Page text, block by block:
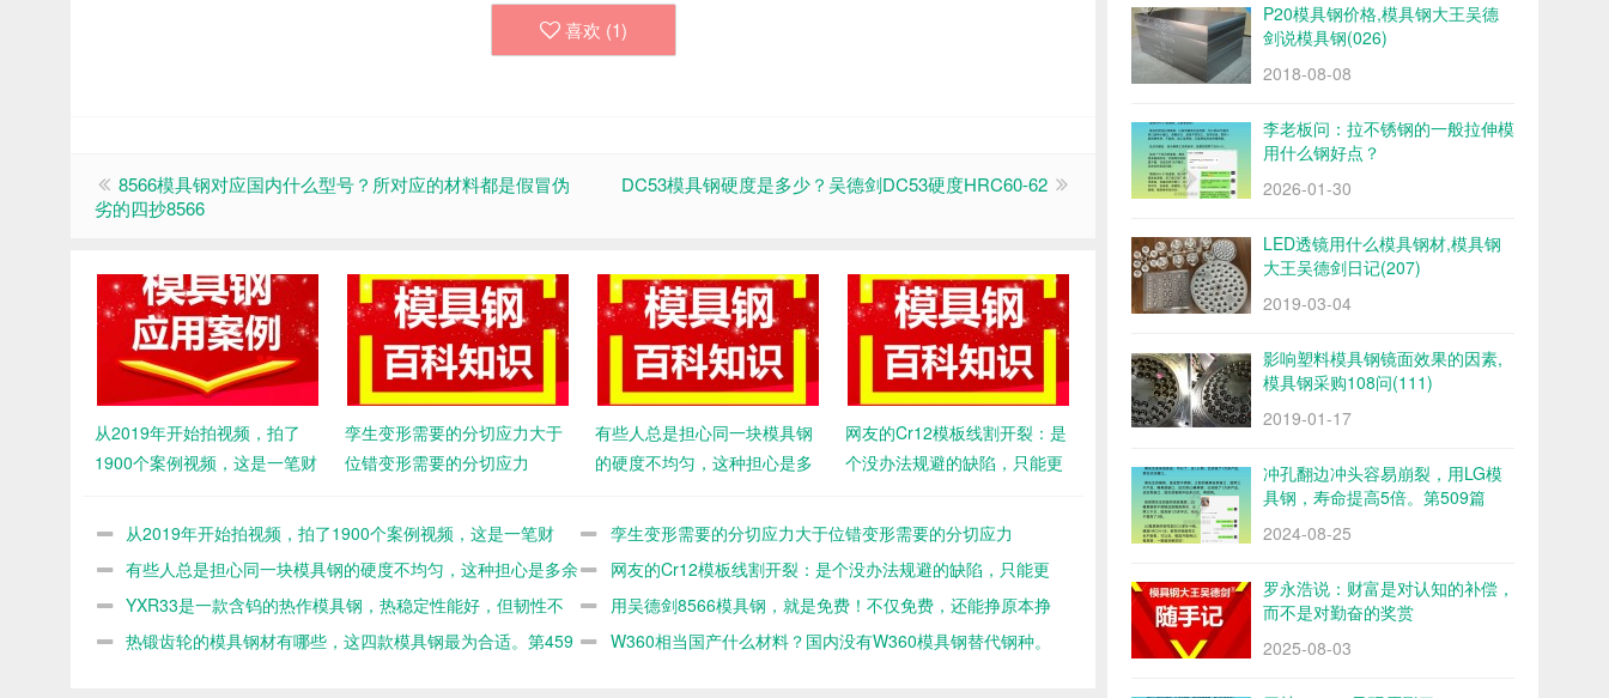
喜欢 (1)
8566模具钢对应国内什么型号？所对应的材料都是假冒伪
劣的四抄8566
DC53模具钢硬度是多少？吴德剑DC53硬度HRC60-62
从2019年开始拍视频，拍了
1900个案例视频，这是一笔财
孪生变形需要的分切应力大于
位错变形需要的分切应力
有些人总是担心同一块模具钢
的硬度不均匀，这种担心是多
网友的Cr12模板线割开裂：是
个没办法规避的缺陷，只能更
从2019年开始拍视频，拍了1900个案例视频，这是一笔财
富
孪生变形需要的分切应力大于位错变形需要的分切应力
有些人总是担心同一块模具钢的硬度不均匀，这种担心是多余
的
网友的Cr12模板线割开裂：是个没办法规避的缺陷，只能更
好的材料
YXR33是一款含钨的热作模具钢，热稳定性能好，但韧性不
如8566。第467篇
用吴德剑8566模具钢，就是免费！不仅免费，还能挣原本挣
不到的钱。第460篇
热锻齿轮的模具钢材有哪些，这四款模具钢最为合适。第459
W360相当国产什么材料？国内没有W360模具钢替代钢种。
P20模具钢价格,模具钢大王吴德
剑说模具钢(026)
2018-08-08
李老板问：拉不锈钢的一般拉伸模
用什么钢好点？
2026-01-30
LED透镜用什么模具钢材,模具钢
大王吴德剑日记(207)
2019-03-04
影响塑料模具钢镜面效果的因素,
模具钢采购108问(111)
2019-01-17
冲孔翻边冲头容易崩裂，用LG模
具钢，寿命提高5倍。第509篇
2024-08-25
罗永浩说：财富是对认知的补偿，
而不是对勤奋的奖赏
2025-08-03